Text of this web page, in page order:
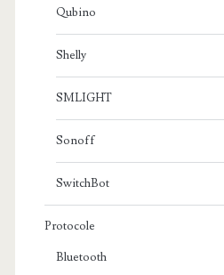
Qubino
Shelly
SMLIGHT
Sonoff
SwitchBot
Protocole
Bluetooth